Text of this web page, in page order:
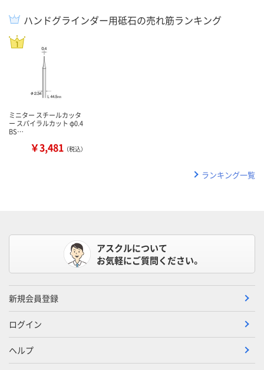
ハンドグラインダー用砥石の売れ筋ランキング
ミニター スチールカッタ
ー スパイラルカット φ0.4
BS…
￥3,481 （税込）
ランキング一覧
アスクルについて
お気軽にご質問ください。
新規会員登録
ログイン
ヘルプ